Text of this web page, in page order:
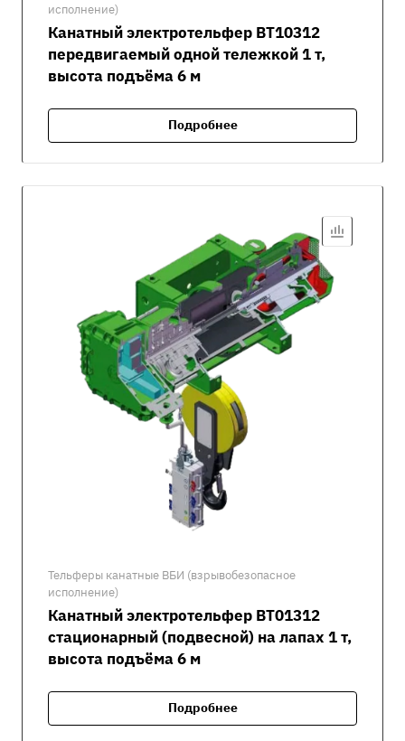
исполнение)
Канатный электротельфер ВТ10312
передвигаемый одной тележкой 1 т,
высота подъёма 6 м
Подробнее
Тельферы канатные ВБИ (взрывобезопасное
исполнение)
Канатный электротельфер ВТ01312
стационарный (подвесной) на лапах 1 т,
высота подъёма 6 м
Подробнее